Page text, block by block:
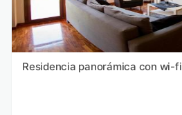
Residencia panorámica con wi-fi